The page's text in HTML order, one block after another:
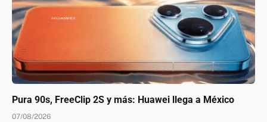
Pura 90s, FreeClip 2S y más: Huawei llega a México
07/08/2026